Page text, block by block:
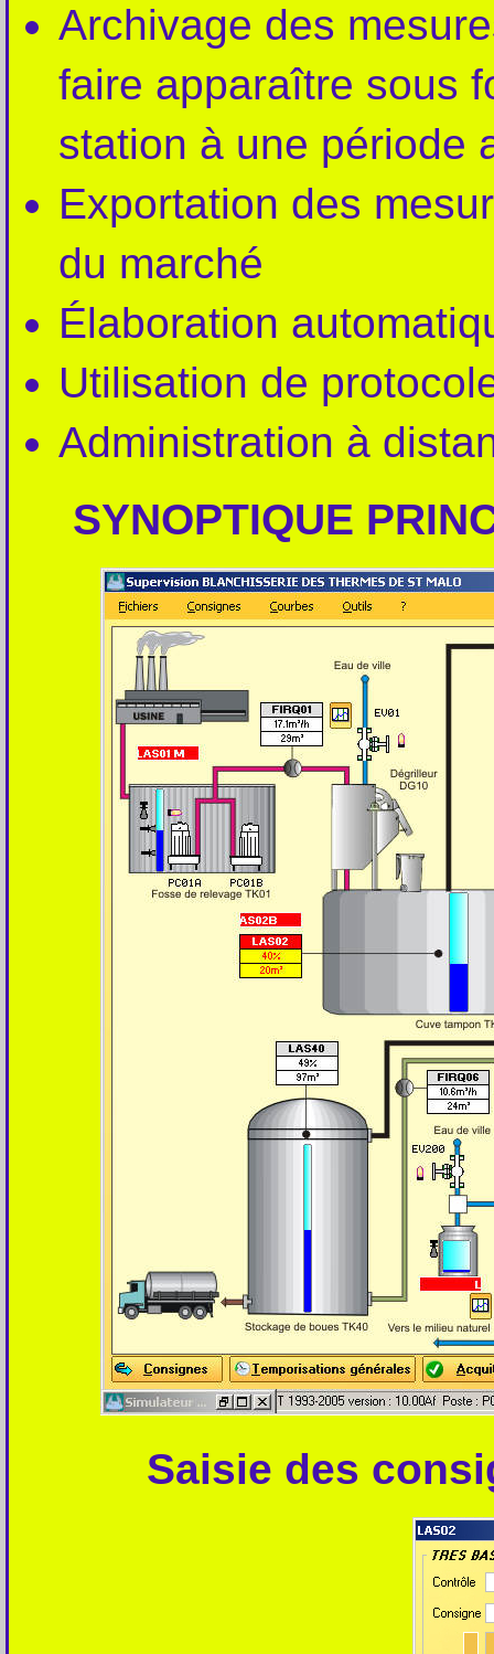
Archivage des
faire apparaître sous
station à une période
Exportation des
du marché
Élaboration
Utilisation de
Administration à
SYNOPTIQUE
Saisie des